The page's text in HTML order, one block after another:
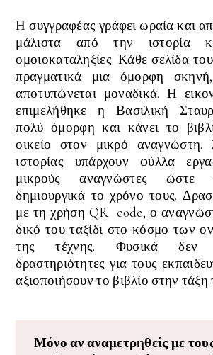
Η συγγραφέας γράφει ωραία και
μάλιστα από την ιστορία
ομοιοκαταληξίες. Κάθε σελίδα
πραγματικά μια όμορφη
αποτυπώνεται μοναδικά.Η
επιμελήθηκε η Βασιλική
πολύόμορφη και κάνει το
οικείο στον μικρό αναγνώστη.
ιστορίας υπάρχουν φύλλα
μικρούς αναγνώστες ώστε
δημιουργικά το χρόνο τους.
με τη χρήση QR code, ο
δικό του ταξίδι στο κόσμο των
της τέχνης. Φυσικά δεν
δραστηριότητες για τους
αξιοποιήσουν το βιβλίο στην τάξη
Μόνο αν αναμετρηθείς με